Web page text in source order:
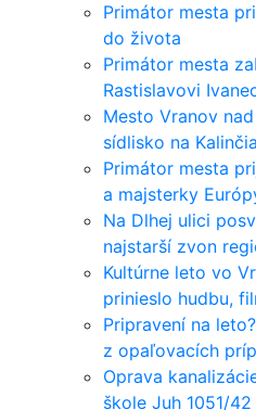
Primátor mesta
do života
Primátor mesta
Rastislavovi
Mesto Vranov
sídlisko na
Primátor mesta
a majsterky
Na Dlhej ulici
najstarší zvon
Kultúrne leto vo
prinieslo hudbu,
Pripravení na
z opaľovacích
Oprava
škole Juh 1051/42